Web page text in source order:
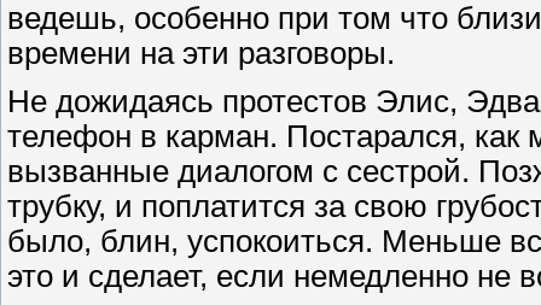
ведешь, особенно при том что
времени на эти разговоры.
Не дожидаясь протестов Элис,
телефон в карман. Постарался, как
вызванные диалогом с сестрой.
трубку, и поплатится за свою
было, блин, успокоиться. Меньше
это и сделает, если немедленно не